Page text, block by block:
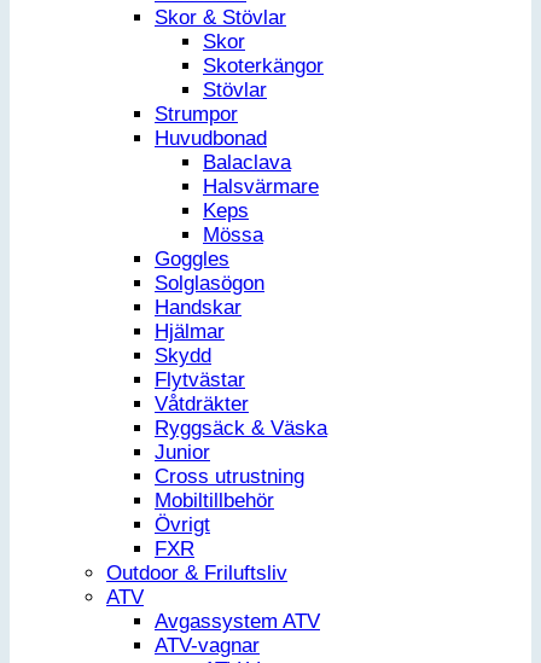
Skor & Stövlar
Skor
Skoterkängor
Stövlar
Strumpor
Huvudbonad
Balaclava
Halsvärmare
Keps
Mössa
Goggles
Solglasögon
Handskar
Hjälmar
Skydd
Flytvästar
Våtdräkter
Ryggsäck & Väska
Junior
Cross utrustning
Mobiltillbehör
Övrigt
FXR
Outdoor & Friluftsliv
ATV
Avgassystem ATV
ATV-vagnar